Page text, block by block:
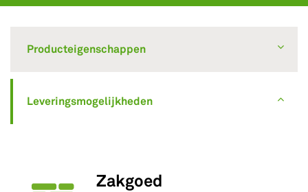
Producteigenschappen
Leveringsmogelijkheden
Zakgoed